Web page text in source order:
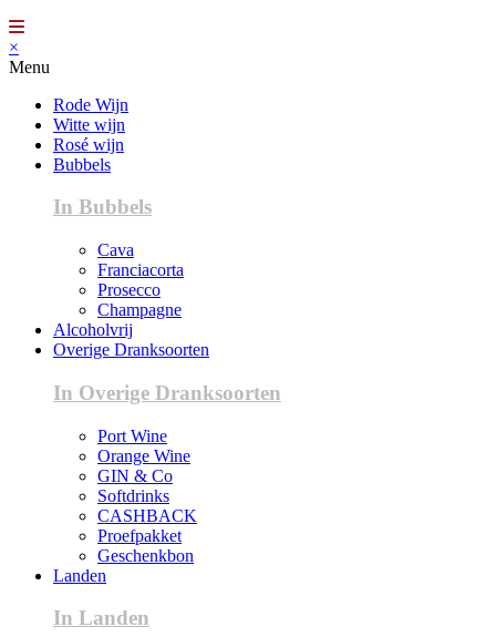
×
Menu
Rode Wijn
Witte wijn
Rosé wijn
Bubbels
In Bubbels
Cava
Franciacorta
Prosecco
Champagne
Alcoholvrij
Overige Dranksoorten
In Overige Dranksoorten
Port Wine
Orange Wine
GIN & Co
Softdrinks
CASHBACK
Proefpakket
Geschenkbon
Landen
In Landen